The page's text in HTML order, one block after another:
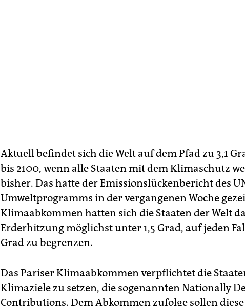
Aktuell befindet sich die Welt auf dem Pfad zu 3,1
bis 2100, wenn alle Staaten mit dem Klimaschutz
bisher. Das hatte der Emissionslückenbericht des
Umweltprogramms in der vergangenen Woche
Klimaabkommen hatten sich die Staaten der Welt
Erderhitzung möglichst unter 1,5 Grad, auf jeden
Grad zu begrenzen.
Das Pariser Klimaabkommen verpflichtet die
Klimaziele zu setzen, die sogenannten Nationally
Contributions. Dem Abkommen zufolge sollen